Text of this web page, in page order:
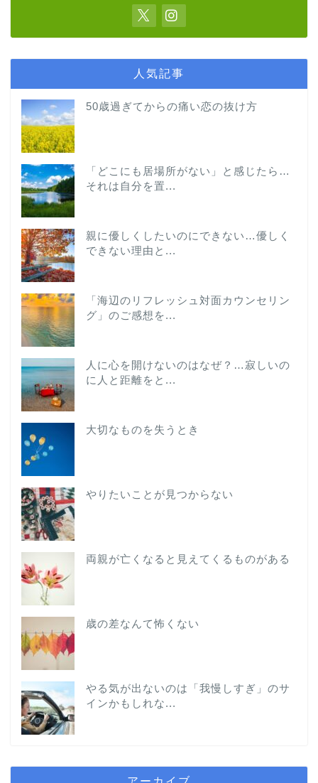
人気記事
50歳過ぎてからの痛い恋の抜け方
「どこにも居場所がない」と感じたら…
それは自分を置...
親に優しくしたいのにできない…優しく
できない理由と...
「海辺のリフレッシュ対面カウンセリン
グ」のご感想を...
人に心を開けないのはなぜ？…寂しいの
に人と距離をと...
大切なものを失うとき
やりたいことが見つからない
両親が亡くなると見えてくるものがある
歳の差なんて怖くない
やる気が出ないのは「我慢しすぎ」のサ
インかもしれな...